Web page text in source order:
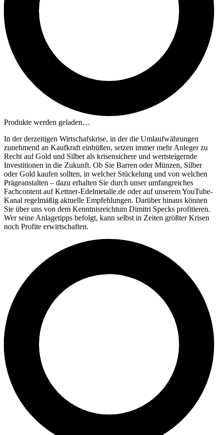
Produkte werden geladen…
In der derzeitigen Wirtschafskrise, in der die Umlaufwährungen
zunehmend an Kaufkraft einbüßen, setzen immer mehr Anleger zu
Recht auf Gold und Silber als krisensichere und wertsteigernde
Investitionen in die Zukunft. Ob Sie Barren oder Münzen, Silber
oder Gold kaufen sollten, in welcher Stückelung und von welchen
Prägeanstalten – dazu erhalten Sie durch unser umfangreiches
Fachcontent auf Kettner-Edelmetalle.de oder auf unserem YouTube-
Kanal regelmäßig aktuelle Empfehlungen. Darüber hinaus können
Sie über uns von dem Kenntnisreichtum Dimitri Specks profitieren.
Wer seine Anlagetipps befolgt, kann selbst in Zeiten größter Krisen
noch Profite erwirtschaften.